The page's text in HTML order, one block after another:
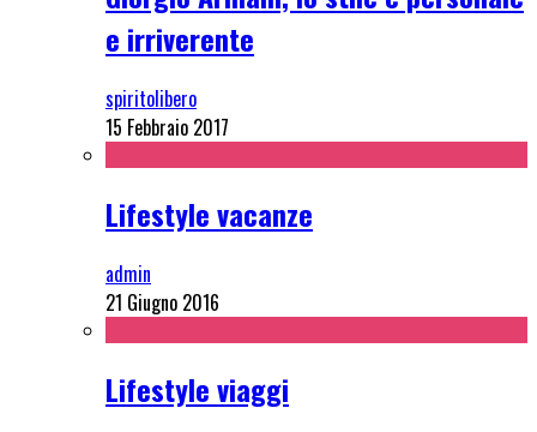
e irriverente
spiritolibero
15 Febbraio 2017
Lifestyle vacanze
admin
21 Giugno 2016
Lifestyle viaggi